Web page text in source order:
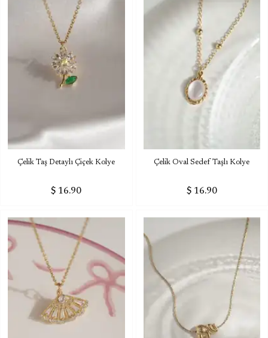
Çelik Taş Detaylı Çiçek Kolye
$ 16.90
Çelik Oval Sedef Taşlı Kolye
$ 16.90